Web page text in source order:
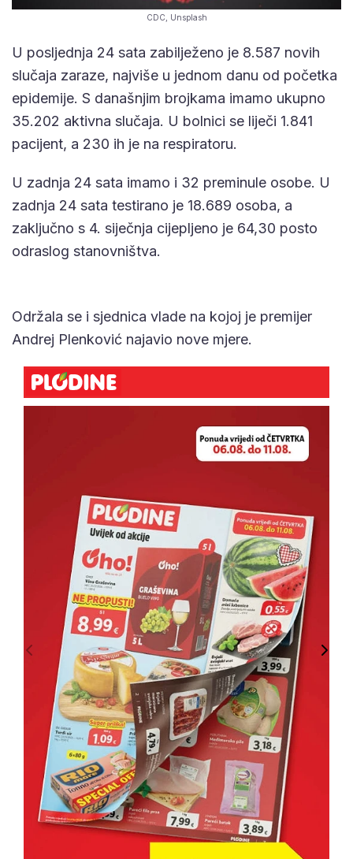
CDC, Unsplash
U posljednja 24 sata zabilježeno je 8.587 novih
slučaja zaraze, najviše u jednom danu od početka
epidemije. S današnjim brojkama imamo ukupno
35.202 aktivna slučaja. U bolnici se liječi 1.841
pacijent, a 230 ih je na respiratoru.
U zadnja 24 sata imamo i 32 preminule osobe. U
zadnja 24 sata testirano je 18.689 osoba, a
zaključno s 4. siječnja cijepljeno je 64,30 posto
odraslog stanovništva.
Održala se i sjednica vlade na kojoj je premijer
Andrej Plenković najavio nove mjere.